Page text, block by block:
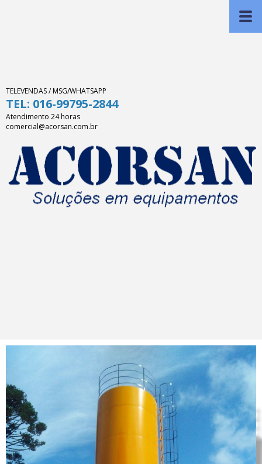
TELEVENDAS / MSG/WHATSAPP
TEL: 016-99795-2844
Atendimento 24 horas
comercial@acorsan.com.br